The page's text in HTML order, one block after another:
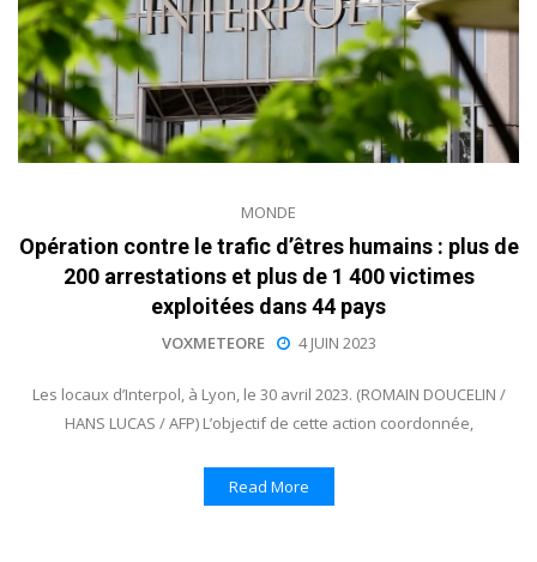
MONDE
Opération contre le trafic d’êtres humains : plus de
200 arrestations et plus de 1 400 victimes
exploitées dans 44 pays
VOXMETEORE 4 JUIN 2023
Les locaux d’Interpol, à Lyon, le 30 avril 2023. (ROMAIN DOUCELIN /
HANS LUCAS / AFP) L’objectif de cette action coordonnée,
Read More